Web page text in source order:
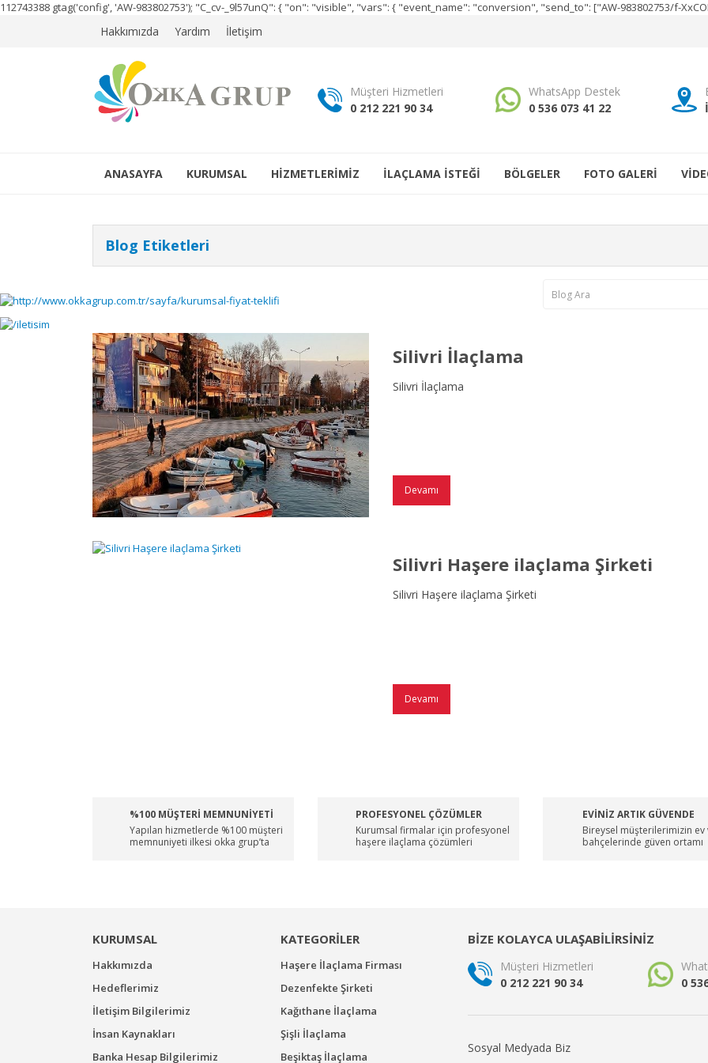
112743388 gtag('config', 'AW-983802753'); "C_cv-_9l57unQ": { "on": "visible", "vars": { "event_name": "conversion", "send_to": ["AW-983802753/f-
Hakkımızda Yardım İletişim
Müşteri Hizmetleri
0 212 221 90 34
WhatsApp Destek
0 536 073 41 22
ANASAYFA KURUMSAL HİZMETLERİMİZ İLAÇLAMA İSTEĞİ BÖLGELER FOTO GALERİ
Blog Etiketleri
Silivri İlaçlama
Silivri İlaçlama
Devamı
Silivri Haşere ilaçlama Şirketi
Silivri Haşere ilaçlama Şirketi
Devamı
%100 MÜŞTERİ MEMNUNİYETİ
Yapılan hizmetlerde %100 müşteri
memnuniyeti ilkesi okka grup’ta
PROFESYONEL ÇÖZÜMLER
Kurumsal firmalar için profesyonel
haşere ilaçlama çözümleri
EVİNİZ ARTIK GÜVENDE
Bireysel müşterilerimizin ev
bahçelerinde güven ortamı
KURUMSAL
Hakkımızda
Hedeflerimiz
İletişim Bilgilerimiz
İnsan Kaynakları
Banka Hesap Bilgilerimiz
KATEGORİLER
Haşere İlaçlama Firması
Dezenfekte Şirketi
Kağıthane İlaçlama
Şişli İlaçlama
Beşiktaş İlaçlama
BİZE KOLAYCA ULAŞABİLİRSİNİZ
Müşteri Hizmetleri
0 212 221 90 34
0
Sosyal Medyada Biz